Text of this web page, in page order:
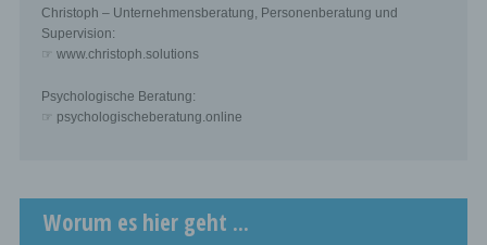
Christoph – Unternehmensberatung, Personenberatung und
Supervision:
☞ www.christoph.solutions
Psychologische Beratung:
☞ psychologischeberatung.online
Worum es hier geht ...